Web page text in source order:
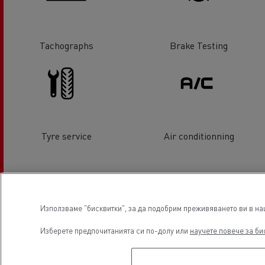
Tachographs Brake Testing
Tyre service Air conditionning
Използваме "бисквитки", за да подобрим преживяването ви в
Изберете предпочитанията си по-долу или научете повече за